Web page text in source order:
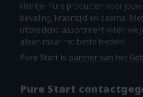
kleintje! Pure producten voor
bevalling, kraamtijd en daarna.
uitbreidend assortiment willen we
alleen maar het beste bieden!
Pure Start is partner van het
Pure Start